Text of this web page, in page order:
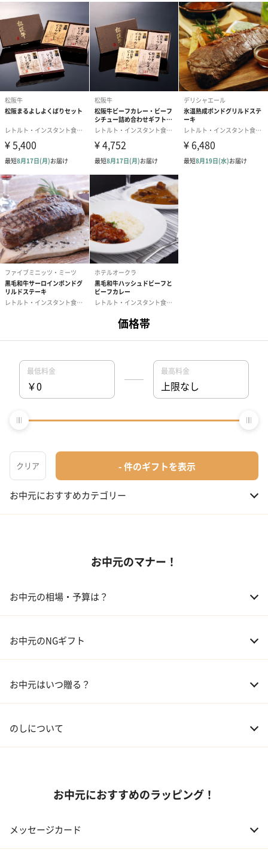
＞
お中元の選び方
お中元を選ぶ時の注意
お中元におすすめカテゴリー
03 ギフトカタログ
お中元のマナー！
お中元の相場・予算は？
02 兄弟、姉妹 3,000～5,000円
04 会社の上司 5,000円程度
お中元のNGギフト
お中元はいつ贈る？
のしについて
お中元におすすめのラッピング！
メッセージカード